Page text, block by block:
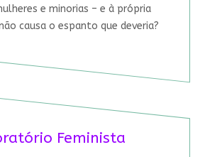
e minorias – e à própria
causa o espanto que deveria?
Feminista